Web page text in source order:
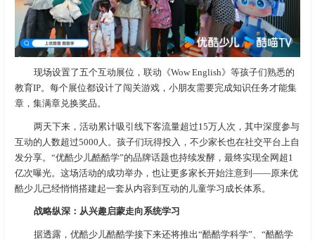
现场设置了五个互动展位，联动《Wow English》等孩子们熟悉的
教育IP。每个展位都设计了闯关游戏，小朋友需要完成知识任务才能集
章，集满章兑换奖品。
两天下来，活动累计吸引线下客流量超过15万人次，其中深度参与
互动的人数超过5000人。孩子们玩得投入，不少家长也在社交平台上自
发分享。“优酷少儿酷酷学”的品牌话题也持续发酵，最终实现全网超1
亿次曝光。这场活动的成功举办，也让更多家长开始注意到——原来优
酷少儿已经悄悄搭建起一套从内容到互动的儿童学习成长体系。
战略纵深：从兴趣启蒙走向系统学习
据透露，优酷少儿酷酷学接下来还将推出“酷酷学科学”、“酷酷学